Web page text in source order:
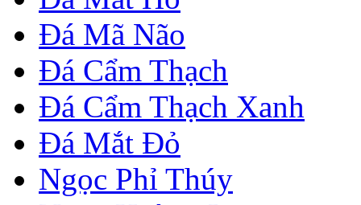
Đá Mã Não
Đá Cẩm Thạch
Đá Cẩm Thạch Xanh
Đá Mắt Đỏ
Ngọc Phỉ Thúy